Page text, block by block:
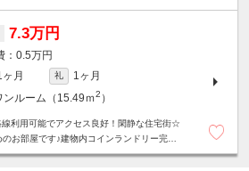
7.3万円
0.5万円
ヶ月 礼
1ヶ月
ンルーム（15.49ｍ2 ）
利用可能でアクセス良好！閑静な住宅街☆
お部屋です♪建物内コインランドリー完